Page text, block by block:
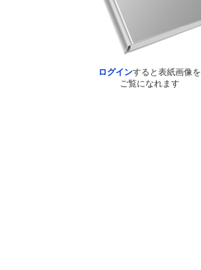
ログインすると表紙画像を
ご覧になれます